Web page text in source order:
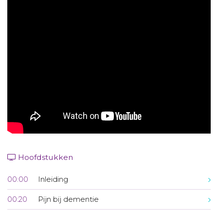
Hoofdstukken
00:00 Inleiding
00:20 Pijn bij dementie